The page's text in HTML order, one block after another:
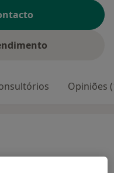
Opiniões